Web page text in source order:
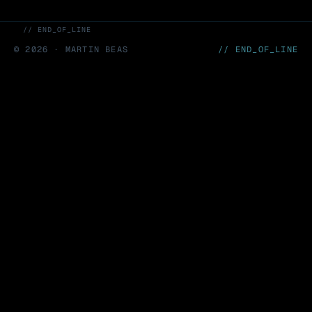
// END_OF_LINE
©2026 · MARTIN BEAS // END_OF_LINE